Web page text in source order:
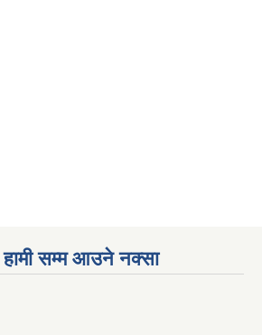
हामी सम्म आउने नक्सा